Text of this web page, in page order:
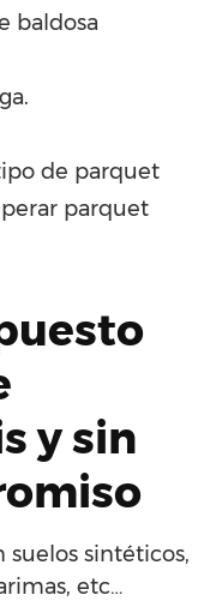
baldosa
de parquet
parquet
y sin
suelos sintéticos,
etc…